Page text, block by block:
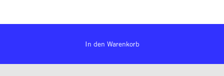
In den Warenkorb